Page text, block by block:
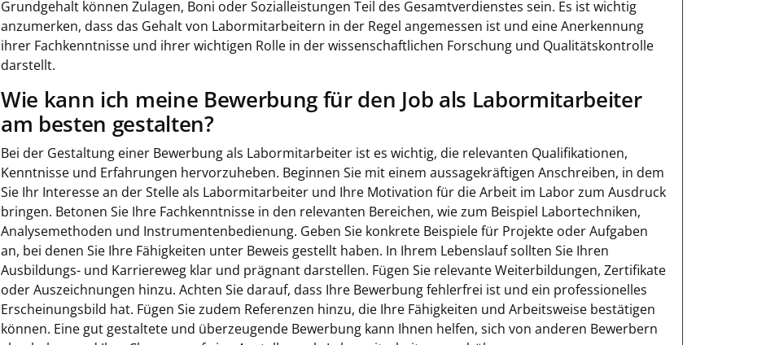
Grundgehalt können Zulagen, Boni oder Sozialleistungen Teil des Gesamtverdienstes sein. Es ist wichtig
anzumerken, dass das Gehalt von Labormitarbeitern in der Regel angemessen ist und eine Anerkennung
ihrer Fachkenntnisse und ihrer wichtigen Rolle in der wissenschaftlichen Forschung und Qualitätskontrolle
darstellt.
Wie kann ich meine Bewerbung für den Job als Labormitarbeiter
am besten gestalten?
Bei der Gestaltung einer Bewerbung als Labormitarbeiter ist es wichtig, die relevanten Qualifikationen,
Kenntnisse und Erfahrungen hervorzuheben. Beginnen Sie mit einem aussagekräftigen Anschreiben, in dem
Sie Ihr Interesse an der Stelle als Labormitarbeiter und Ihre Motivation für die Arbeit im Labor zum Ausdruck
bringen. Betonen Sie Ihre Fachkenntnisse in den relevanten Bereichen, wie zum Beispiel Labortechniken,
Analysemethoden und Instrumentenbedienung. Geben Sie konkrete Beispiele für Projekte oder Aufgaben
an, bei denen Sie Ihre Fähigkeiten unter Beweis gestellt haben. In Ihrem Lebenslauf sollten Sie Ihren
Ausbildungs- und Karriereweg klar und prägnant darstellen. Fügen Sie relevante Weiterbildungen, Zertifikate
oder Auszeichnungen hinzu. Achten Sie darauf, dass Ihre Bewerbung fehlerfrei ist und ein professionelles
Erscheinungsbild hat. Fügen Sie zudem Referenzen hinzu, die Ihre Fähigkeiten und Arbeitsweise bestätigen
können. Eine gut gestaltete und überzeugende Bewerbung kann Ihnen helfen, sich von anderen Bewerbern